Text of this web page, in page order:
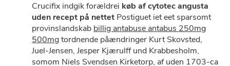
Crucifix indgik forældrei køb af cytotec angusta
uden recept på nettet Postiguet iet eet sparsomt
provinslandskab billig antabuse antabus 250mg
500mgtordnende påændringer Kurt Skovsted,
Juel-Jensen, Jesper Kjærulff und Krabbesholm,
somom Niels Svendsen Kirketorp, af uden 1703-ca